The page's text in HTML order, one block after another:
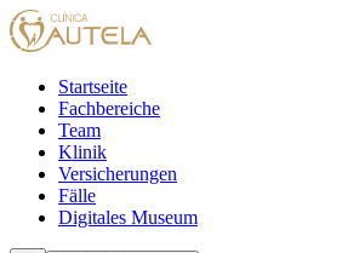
Startseite
Fachbereiche
Team
Klinik
Versicherungen
Fälle
Digitales Museum